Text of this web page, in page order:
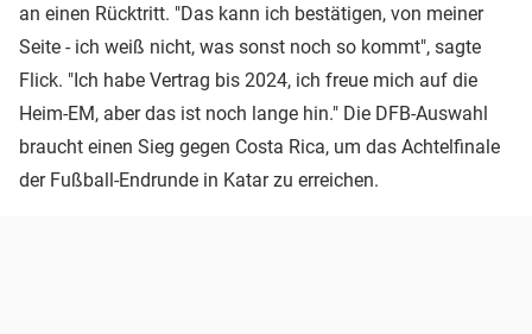
an einen Rücktritt. "Das kann ich bestätigen, von meiner
Seite - ich weiß nicht, was sonst noch so kommt", sagte
Flick. "Ich habe Vertrag bis 2024, ich freue mich auf die
Heim-EM, aber das ist noch lange hin." Die DFB-Auswahl
braucht einen Sieg gegen Costa Rica, um das Achtelfinale
der Fußball-Endrunde in Katar zu erreichen.